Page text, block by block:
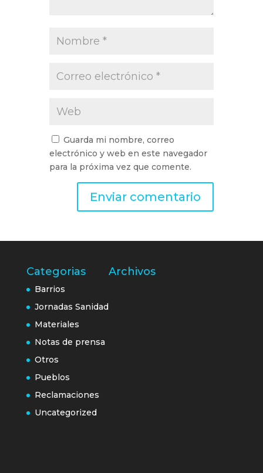
Guarda mi nombre, correo
electrónico y web en este navegador
para la próxima vez que comente.
Categorias
Barrios
Jornadas Sanidad
Materiales
Notas de prensa
Otros
Pueblos
Reclamaciones
Uncategorized
Archivos